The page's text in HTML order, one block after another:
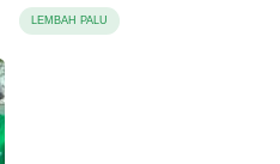
LEMBAH PALU